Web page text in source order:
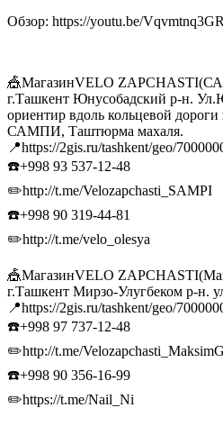
Обзор: https://youtu.be/
🎪МагазинVELO
г.Ташкент Юнусобадский р-н.
ориентир вдоль кольцевой
САМПИ, Таштюрма махаля.
📍https://2gis.ru/tashkent/geo/
☎️+998 93 537-12-48
✏️http://t.me/Velozapchasti_SAMPI
☎️+998 90 319-44-81
✏️http://t.me/velo_olesya
🎪МагазинVELO
г.Ташкент Мирзо-Улугбеком р-н.
📍https://2gis.ru/tashkent/geo/
☎️+998 97 737-12-48
✏️http://t.me/
☎️+998 90 356-16-99
✏️https://t.me/Nail_Ni